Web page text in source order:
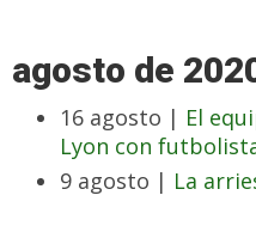
agosto de
16 agosto | El
Lyon con
9 agosto | La